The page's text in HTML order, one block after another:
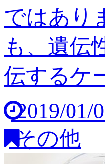
ではあり
も、遺伝
伝するケ
2019/01/
その他